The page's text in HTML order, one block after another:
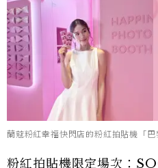
蘭蔻粉紅幸福快閃店的粉紅拍貼機「巴
粉紅拍貼機限定場次：